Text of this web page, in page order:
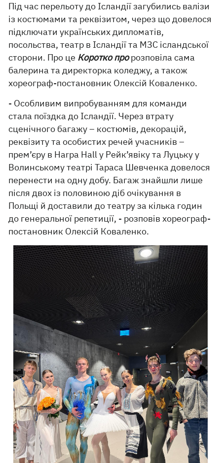
Під час перельоту до Ісландії загубились валізи
із костюмами та реквізитом, через що довелося
підключати українських дипломатів,
посольства, театр в Ісландії та МЗС ісландської
сторони. Про це Коротко пророзповіла сама
балерина та директорка коледжу, а також
хореограф-постановник Олексій Коваленко.
- Особливим випробуванням для команди
стала поїздка до Ісландії. Через втрату
сценічного багажу – костюмів, декорацій,
реквізиту та особистих речей учасників –
прем’єру в Harpa Hall у Рейк’явіку та Луцьку у
Волинському театрі Тараса Шевченка довелося
перенести на одну добу. Багаж знайшли лише
після двох із половиною діб очікування в
Польщі й доставили до театру за кілька годин
до генеральної репетиції, - розповів хореограф-
постановник Олексій Коваленко.